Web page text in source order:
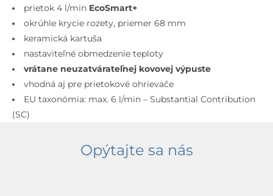
inštalácia,
EcoSmart,
matná
čierna
prietok 4 l/min EcoSmart+
okrúhle krycie rozety, priemer 68 mm
keramická kartuša
nastaviteľné obmedzenie teploty
vrátane neuzatvárateľnej kovovej výpuste
vhodná aj pre prietokové ohrievače
EU taxonómia: max. 6 l/min – Substantial Contribution
(SC)
Opýtajte sa nás